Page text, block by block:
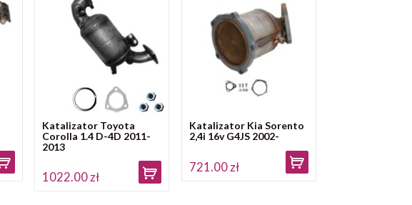
Katalizator Toyota
Corolla 1.4 D-4D 2011-
2013
1022.00 zł
Katalizator Kia Sorento
2,4i 16v G4JS 2002-
721.00 zł